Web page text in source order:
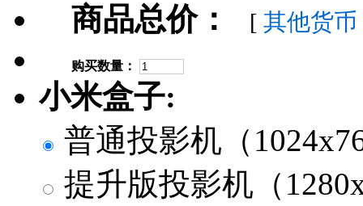
商品总价： [ 其他货币
购买数量：
小米盒子:
普通投影机（
提升版投影机（